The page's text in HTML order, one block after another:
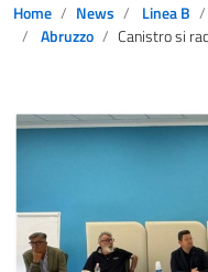
Home News Linea B
Abruzzo
Canistro si racconta: